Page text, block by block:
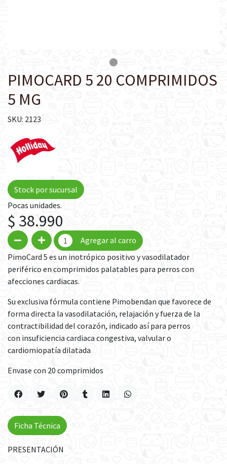
PIMOCARD 5 20 COMPRIMIDOS
5 MG
SKU: 2123
Stock por sucursal
Pocas unidades.
$ 38.990
Agregar al carro
PimoCard 5 es un inotrópico positivo y vasodilatador
periférico en comprimidos palatables para perros con
afecciones cardiacas.
Su exclusiva fórmula contiene Pimobendan que favorece de
forma directa la vasodilatación, relajación y fuerza de la
contractibilidad del corazón, indicado así para perros
con insuficiencia cardiaca congestiva, valvular o
cardiomiopatía dilatada
Envase con 20 comprimidos
PRESENTACIÓN
Ficha Técnica